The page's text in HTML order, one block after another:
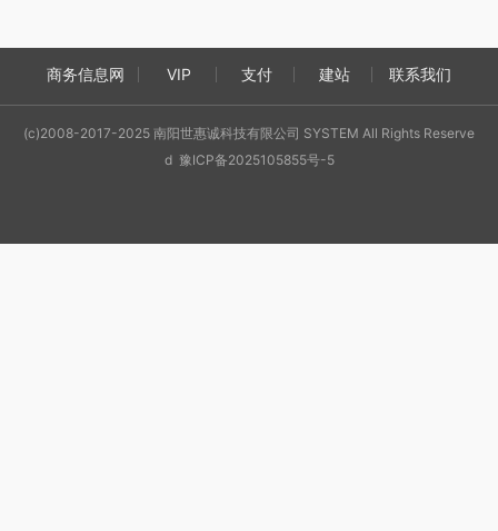
商务信息网 VIP 支付 建站 联系我们
(c)2008-2017-2025 南阳世惠诚科技有限公司 SYSTEM All Rights Reserve
d 豫ICP备2025105855号-5